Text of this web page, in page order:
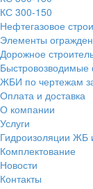
КС 300-150
Нефтегазовое
Элементы
Дорожное
ЖБИ по чертежам
Оплата и доставка
О компании
Услуги
Гидроизоляции ЖБ
Комплектование
Новости
Контакты